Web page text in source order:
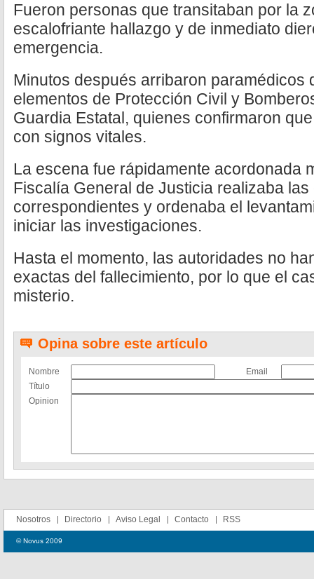
Fueron personas que transitaban por la
escalofriante hallazgo y de inmediato
emergencia.
Minutos después arribaron paramédicos
elementos de Protección Civil y
Guardia Estatal, quienes confirmaron
con signos vitales.
La escena fue rápidamente acordonada
Fiscalía General de Justicia realizaba
correspondientes y ordenaba el
iniciar las investigaciones.
Hasta el momento, las autoridades no
exactas del fallecimiento, por lo que el
misterio.
Opina sobre este artículo
Nombre
Email
Título
Opinion
Nosotros Directorio Aviso Legal Contacto RSS
© Novus 2009